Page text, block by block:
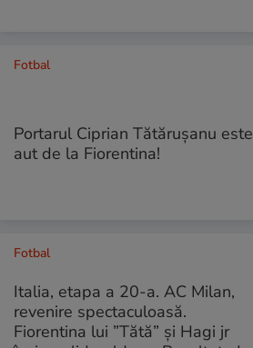
Fotbal
Portarul Ciprian Tătărușanu este
aut de la Fiorentina!
Fotbal
Italia, etapa a 20-a. AC Milan,
revenire spectaculoasă.
Fiorentina lui ”Tătă” și Hagi jr